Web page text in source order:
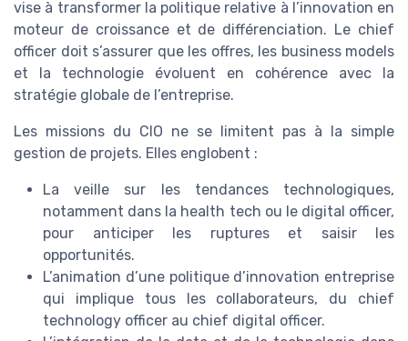
vise à transformer la politique relative à l’innovation en
moteur de croissance et de différenciation. Le chief
officer doit s’assurer que les offres, les business models
et la technologie évoluent en cohérence avec la
stratégie globale de l’entreprise.
Les missions du CIO ne se limitent pas à la simple
gestion de projets. Elles englobent :
La veille sur les tendances technologiques,
notamment dans la health tech ou le digital officer,
pour anticiper les ruptures et saisir les
opportunités.
L’animation d’une politique d’innovation entreprise
qui implique tous les collaborateurs, du chief
technology officer au chief digital officer.